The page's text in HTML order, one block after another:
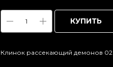
КУПИТЬ
Клинок рассекающий демонов 02